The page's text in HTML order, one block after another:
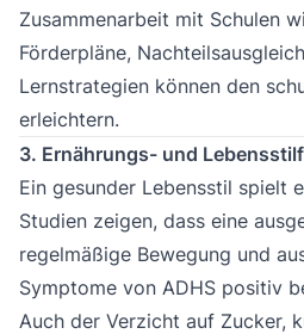
Zusammenarbeit mit Schulen
Förderpläne,
Lernstrategien können den
erleichtern.
3. Ernährungs- und
Ein gesunder Lebensstil spielt
Studien zeigen, dass eine
regelmäßige Bewegung und
Symptome von ADHS positiv
Auch der Verzicht auf Zucker,